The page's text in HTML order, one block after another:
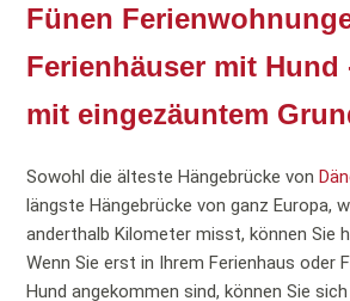
Fünen
Ferienhäuser mit Hund
mit eingezäuntem
Sowohl die älteste Hängebrücke von
längste Hängebrücke von ganz Europa,
anderthalb Kilometer misst, können Sie
Wenn Sie erst in Ihrem Ferienhaus oder
Hund angekommen sind, können Sie